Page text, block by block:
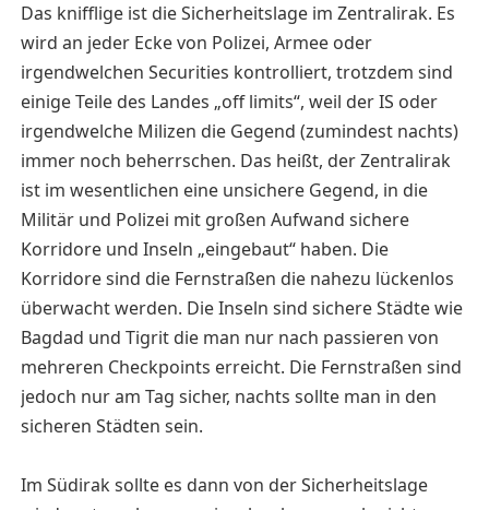
Das knifflige ist die Sicherheitslage im Zentralirak. Es
wird an jeder Ecke von Polizei, Armee oder
irgendwelchen Securities kontrolliert, trotzdem sind
einige Teile des Landes „off limits“, weil der IS oder
irgendwelche Milizen die Gegend (zumindest nachts)
immer noch beherrschen. Das heißt, der Zentralirak
ist im wesentlichen eine unsichere Gegend, in die
Militär und Polizei mit großen Aufwand sichere
Korridore und Inseln „eingebaut“ haben. Die
Korridore sind die Fernstraßen die nahezu lückenlos
überwacht werden. Die Inseln sind sichere Städte wie
Bagdad und Tigrit die man nur nach passieren von
mehreren Checkpoints erreicht. Die Fernstraßen sind
jedoch nur am Tag sicher, nachts sollte man in den
sicheren Städten sein.
Im Südirak sollte es dann von der Sicherheitslage